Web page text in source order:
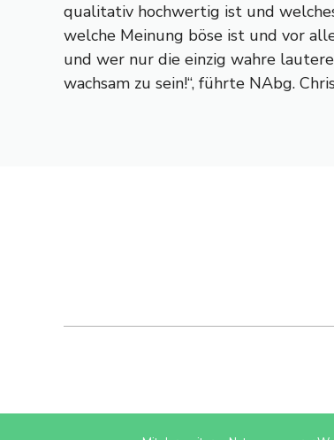
qualitativ hochwertig ist und
welche Meinung böse ist und vor
und wer nur die einzig wahre
wachsam zu sein!“, führte NAbg.